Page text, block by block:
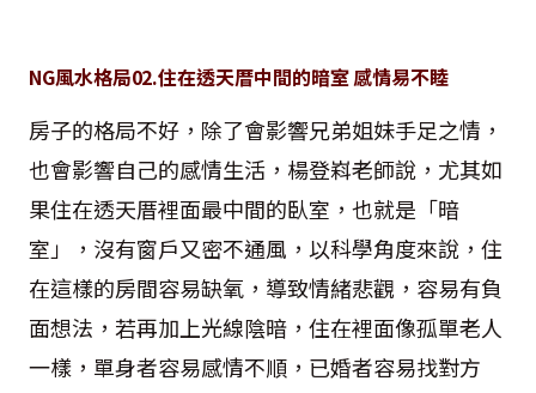
NG風水格局02.住在透天厝中間的暗室 感情易不睦
房子的格局不好，除了會影響兄弟姐妹手足之情，
也會影響自己的感情生活，楊登嵙老師說，尤其如
果住在透天厝裡面最中間的臥室，也就是「暗
室」，沒有窗戶又密不通風，以科學角度來說，住
在這樣的房間容易缺氧，導致情緒悲觀，容易有負
面想法，若再加上光線陰暗，住在裡面像孤單老人
一樣，單身者容易感情不順，已婚者容易找對方